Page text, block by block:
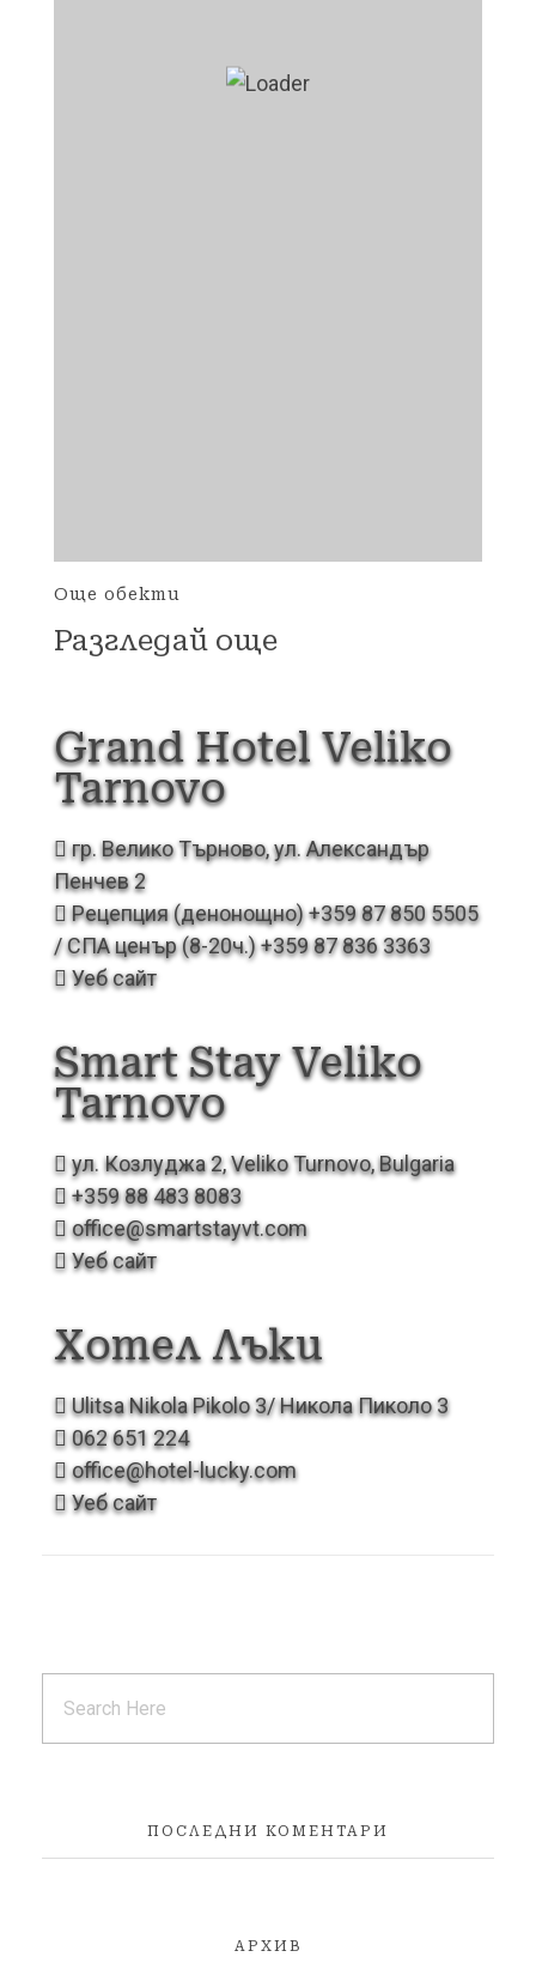
Още обекти
Разгледай още
Grand Hotel Veliko
Tarnovo
гр. Велико Търново, ул. Александър
Пенчев 2
Рецепция (денонощно) +359 87 850 5505
/ СПА ценър (8-20ч.) +359 87 836 3363
Уеб сайт
Smart Stay Veliko
Tarnovo
ул. Козлуджа 2, Veliko Turnovo, Bulgaria
+359 88 483 8083
office@smartstayvt.com
Уеб сайт
Хотел Лъки
Ulitsa Nikola Pikolo 3/ Никола Пиколо 3
062 651 224
office@hotel-lucky.com
Уеб сайт
ПОСЛЕДНИ КОМЕНТАРИ
АРХИВ